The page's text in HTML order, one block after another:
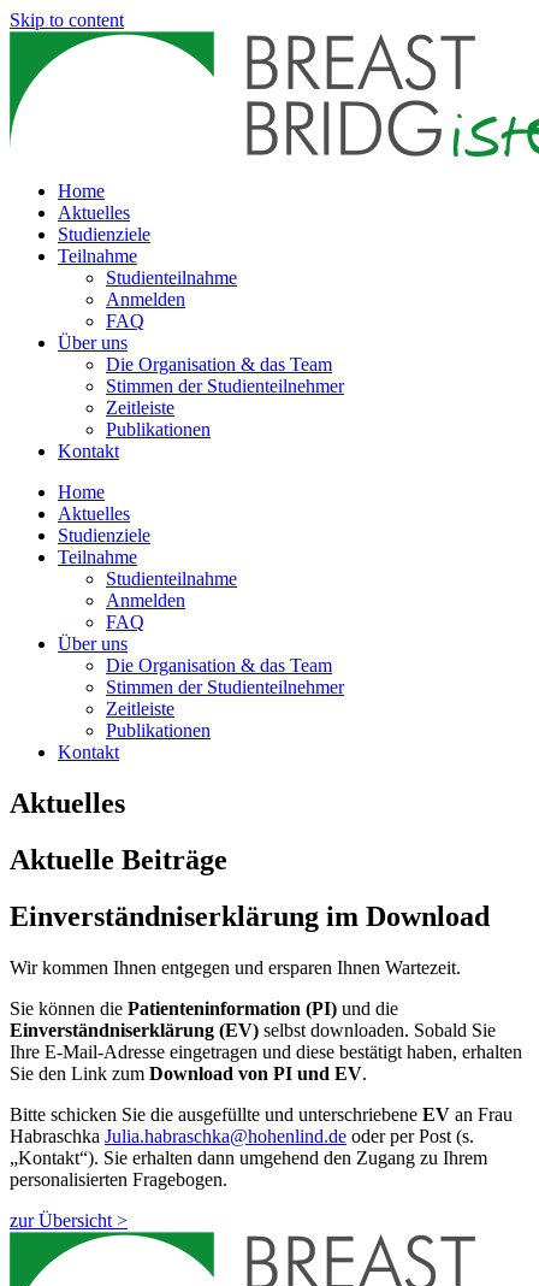
Skip to content
Home
Aktuelles
Studienziele
Teilnahme
Studienteilnahme
Anmelden
FAQ
Über uns
Die Organisation & das Team
Stimmen der Studienteilnehmer
Zeitleiste
Publikationen
Kontakt
Home
Aktuelles
Studienziele
Teilnahme
Studienteilnahme
Anmelden
FAQ
Über uns
Die Organisation & das Team
Stimmen der Studienteilnehmer
Zeitleiste
Publikationen
Kontakt
Aktuelles
Aktuelle Beiträge
Einverständniserklärung im Download
Wir kommen Ihnen entgegen und ersparen Ihnen Wartezeit.
Sie können die Patienteninformation (PI) und die
Einverständniserklärung (EV) selbst downloaden. Sobald Sie
Ihre E-Mail-Adresse eingetragen und diese bestätigt haben, erhalten
Sie den Link zum Download von PI und EV.
Bitte schicken Sie die ausgefüllte und unterschriebene EV an Frau
Habraschka Julia.habraschka@hohenlind.de oder per Post (s.
„Kontakt“). Sie erhalten dann umgehend den Zugang zu Ihrem
personalisierten Fragebogen.
zur Übersicht >